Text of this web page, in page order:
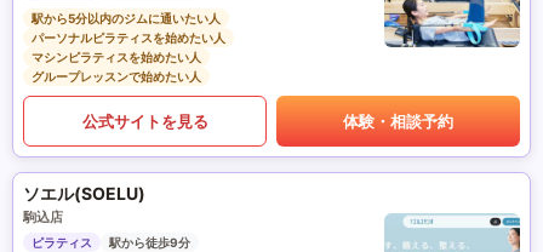
駅から5分以内のジムに通いたい人
パーソナルピラティスを始めたい人
マシンピラティスを始めたい人
グループレッスンで始めたい人
公式サイトを見る 体験・相談予約
ソエル(SOELU)
駒込店
ピラティス
駅から徒歩9分